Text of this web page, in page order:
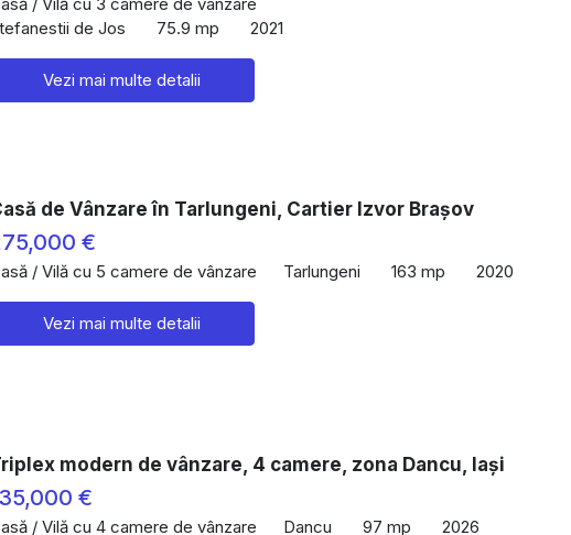
de Jos
75.9 mp 2021
Vezi mai multe detalii
de Vânzare în Tarlungeni, Cartier Izvor Brașov
€
/ Vilă cu 5 camere de vânzare Tarlungeni 163 mp 2020
Vezi mai multe detalii
modern de vânzare, 4 camere, zona Dancu, Iași
€
/ Vilă cu 4 camere de vânzare Dancu 97 mp 2026